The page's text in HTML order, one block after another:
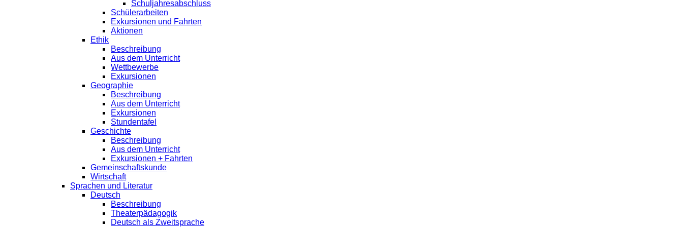
Schuljahresabschluss
Schülerarbeiten
Exkursionen und Fahrten
Aktionen
Ethik
Beschreibung
Aus dem Unterricht
Wettbewerbe
Exkursionen
Geographie
Beschreibung
Aus dem Unterricht
Exkursionen
Stundentafel
Geschichte
Beschreibung
Aus dem Unterricht
Exkursionen + Fahrten
Gemeinschaftskunde
Wirtschaft
Sprachen und Literatur
Deutsch
Beschreibung
Theaterpädagogik
Deutsch als Zweitsprache